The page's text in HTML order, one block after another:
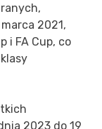
2021,
i FA Cup, co
2023 do 19